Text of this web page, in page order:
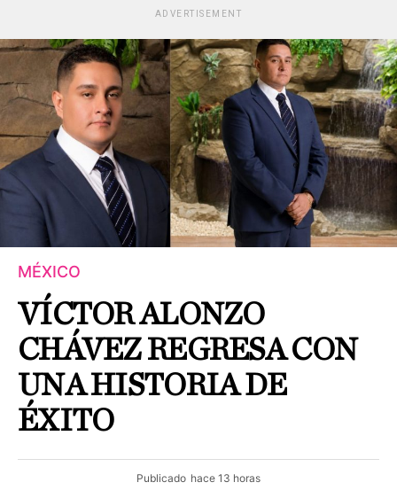
ADVERTISEMENT
MÉXICO
VÍCTOR ALONZO
CHÁVEZ REGRESA CON
UNA HISTORIA DE
ÉXITO
Publicado hace 13 horas